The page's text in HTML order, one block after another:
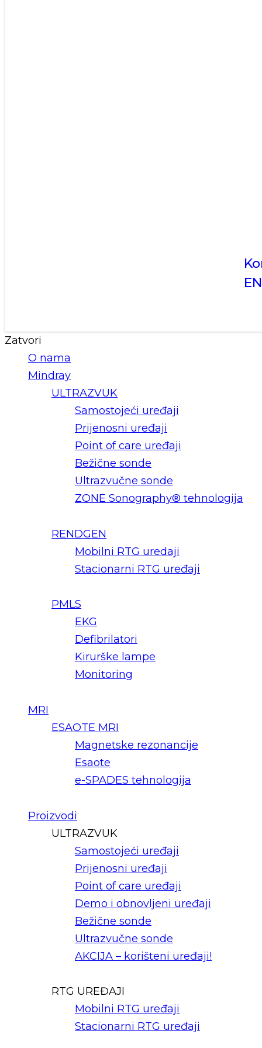
EN
Zatvori
O nama
Mindray
ULTRAZVUK
Samostojeći uređaji
Prijenosni uređaji
Point of care uređaji
Bežične sonde
Ultrazvučne sonde
ZONE Sonography® tehnologija
RENDGEN
Mobilni RTG uredaji
Stacionarni RTG uređaji
PMLS
EKG
Defibrilatori
Kirurške lampe
Monitoring
MRI
ESAOTE MRI
Magnetske rezonancije
Esaote
e-SPADES tehnologija
Proizvodi
ULTRAZVUK
Samostojeći uređaji
Prijenosni uređaji
Point of care uređaji
Demo i obnovljeni uređaji
Bežične sonde
Ultrazvučne sonde
AKCIJA – korišteni uređaji!
RTG UREĐAJI
Mobilni RTG uređaji
Stacionarni RTG uređaji